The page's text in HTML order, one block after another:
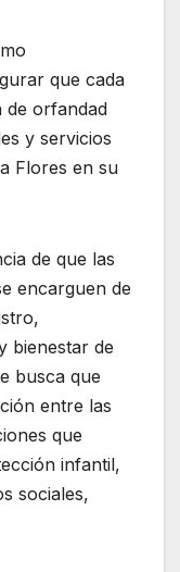
que cada
de orfandad
y servicios
Flores en su
de que las
encarguen de
bienestar de
busca que
entre las
que
infantil,
sociales,